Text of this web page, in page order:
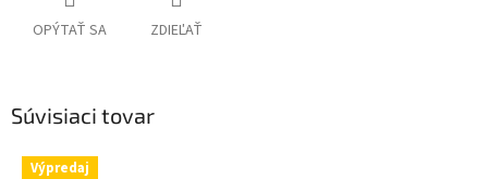
OPÝTAŤ SA ZDIEĽAŤ
Súvisiaci tovar
Výpredaj